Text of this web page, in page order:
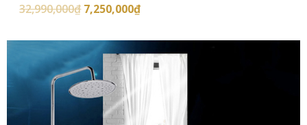
32,990,000₫ 7,250,000₫